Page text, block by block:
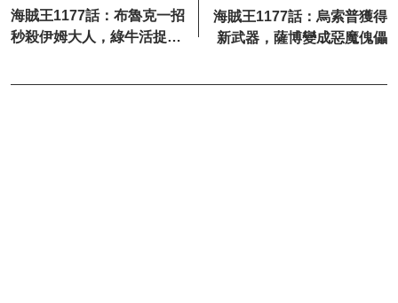
海賊王1177話：布魯克一招
秒殺伊姆大人，綠牛活捉白
海賊王1177話：烏索普獲得
新武器，薩博變成惡魔傀儡